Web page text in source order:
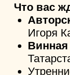
Не упустите
в лучшем месте
телефону: